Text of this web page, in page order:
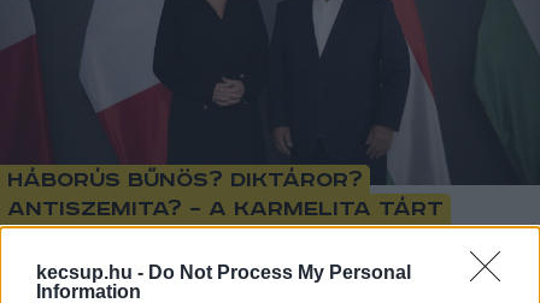
kecsup.hu - Do Not Process My Personal
Information
Háborús bűnös? Diktáror?
Antiszemita? – a Karmelita tárt